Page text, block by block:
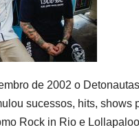
de 2002 o
sucessos, hits,
Rock in Rio e